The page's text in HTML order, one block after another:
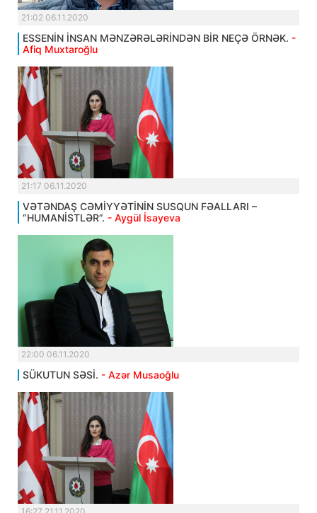
21:02 06.11.2020
ESSENİN İNSAN MƏNZƏRƏLƏRİNDƏN BİR NEÇƏ ÖRNƏK. -
Afiq Muxtaroğlu
21:17 06.11.2020
VƏTƏNDAŞ CƏMİYYƏTİNİN SUSQUN FƏALLARI –
“HUMANİSTLƏR”. - Aygül İsayeva
22:00 06.11.2020
SÜKUTUN SƏSİ. - Azər Musaoğlu
16:27 21.11.2020